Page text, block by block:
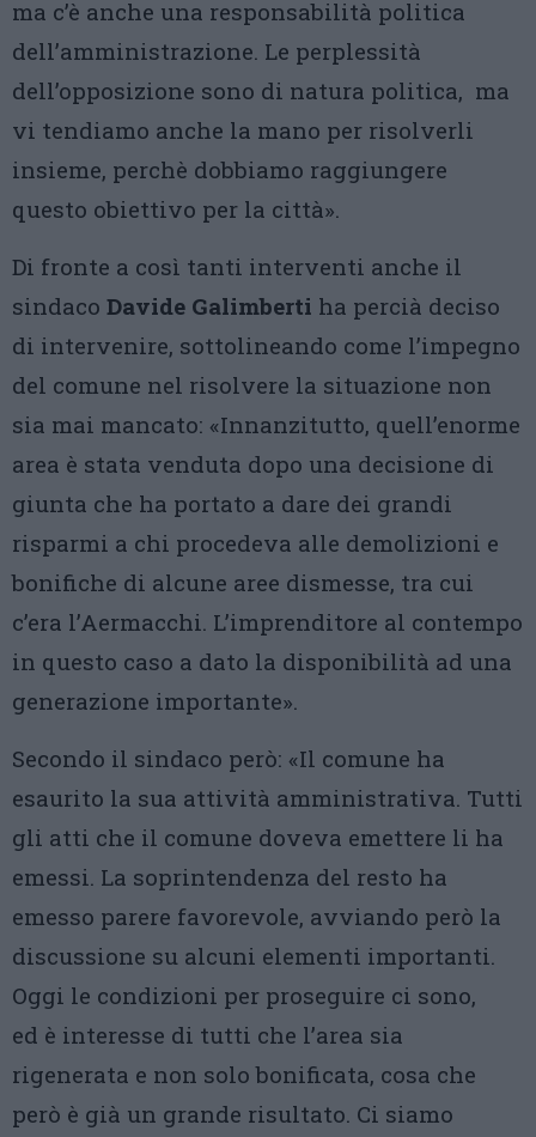
ma c’è anche una responsabilità politica
dell’amministrazione. Le perplessità
dell’opposizione sono di natura politica, ma
vi tendiamo anche la mano per risolverli
insieme, perchè dobbiamo raggiungere
questo obiettivo per la città».
Di fronte a così tanti interventi anche il
sindaco Davide Galimberti ha percià deciso
di intervenire, sottolineando come l’impegno
del comune nel risolvere la situazione non
sia mai mancato: «Innanzitutto, quell’enorme
area è stata venduta dopo una decisione di
giunta che ha portato a dare dei grandi
risparmi a chi procedeva alle demolizioni e
bonifiche di alcune aree dismesse, tra cui
c’era l’Aermacchi. L’imprenditore al contempo
in questo caso a dato la disponibilità ad una
generazione importante».
Secondo il sindaco però: «Il comune ha
esaurito la sua attività amministrativa. Tutti
gli atti che il comune doveva emettere li ha
emessi. La soprintendenza del resto ha
emesso parere favorevole, avviando però la
discussione su alcuni elementi importanti.
Oggi le condizioni per proseguire ci sono,
ed è interesse di tutti che l’area sia
rigenerata e non solo bonificata, cosa che
però è già un grande risultato. Ci siamo